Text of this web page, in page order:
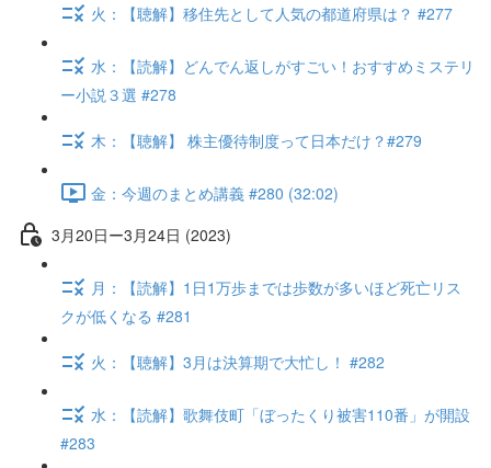
火：【聴解】移住先として人気の都道府県は？ #277
水：【読解】どんでん返しがすごい！おすすめミステリ
ー小説３選 #278
木：【聴解】 株主優待制度って日本だけ？#279
金：今週のまとめ講義 #280 (32:02)
3月20日ー3月24日 (2023)
月：【読解】1日1万歩までは歩数が多いほど死亡リス
クが低くなる #281
火：【聴解】3月は決算期で大忙し！ #282
水：【読解】歌舞伎町「ぼったくり被害110番」が開設
#283